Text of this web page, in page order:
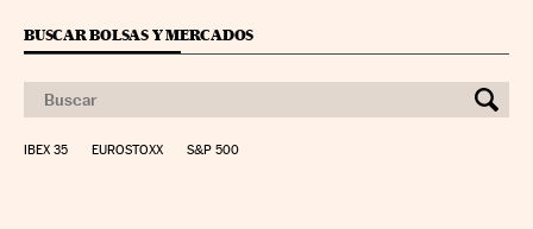
BUSCAR BOLSAS Y MERCADOS
IBEX 35 EUROSTOXX S&P 500